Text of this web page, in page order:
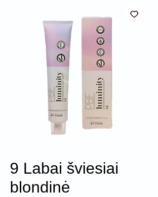
9 Labai šviesiai
blondinė